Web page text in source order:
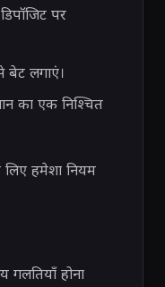
पर
लगाएं।
का एक निश्चित
हमेशा नियम
गलतियाँ होना